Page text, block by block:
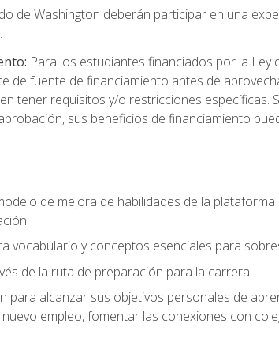
de Washington deberán participar en una
Para los estudiantes financiados por la
de fuente de financiamiento antes de
tener requisitos y/o restricciones específicas.
sus beneficios de financiamiento
de mejora de habilidades de la
vocabulario y conceptos esenciales para
de la ruta de preparación para la carrera
para alcanzar sus objetivos personales de
empleo, fomentar las conexiones con